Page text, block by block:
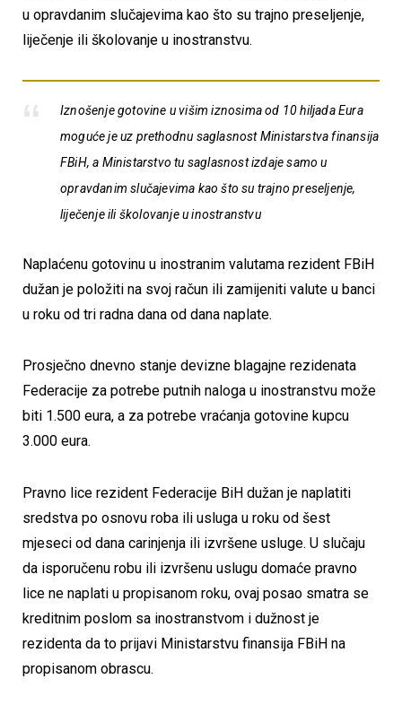
u opravdanim slučajevima kao što su trajno preseljenje,
liječenje ili školovanje u inostranstvu.
Iznošenje gotovine u višim iznosima od 10 hiljada Eura
moguće je uz prethodnu saglasnost Ministarstva finansija
FBiH, a Ministarstvo tu saglasnost izdaje samo u
opravdanim slučajevima kao što su trajno preseljenje,
liječenje ili školovanje u inostranstvu
Naplaćenu gotovinu u inostranim valutama rezident FBiH
dužan je položiti na svoj račun ili zamijeniti valute u banci
u roku od tri radna dana od dana naplate.
Prosječno dnevno stanje devizne blagajne rezidenata
Federacije za potrebe putnih naloga u inostranstvu može
biti 1.500 eura, a za potrebe vraćanja gotovine kupcu
3.000 eura.
Pravno lice rezident Federacije BiH dužan je naplatiti
sredstva po osnovu roba ili usluga u roku od šest
mjeseci od dana carinjenja ili izvršene usluge. U slučaju
da isporučenu robu ili izvršenu uslugu domaće pravno
lice ne naplati u propisanom roku, ovaj posao smatra se
kreditnim poslom sa inostranstvom i dužnost je
rezidenta da to prijavi Ministarstvu finansija FBiH na
propisanom obrascu.